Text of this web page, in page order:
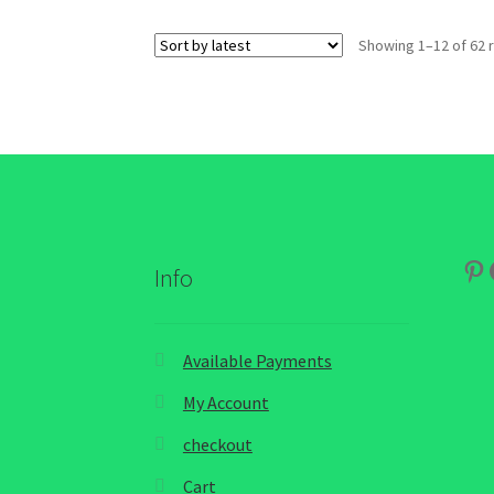
Showing 1–12 of 62
Info
Available Payments
My Account
checkout
Cart